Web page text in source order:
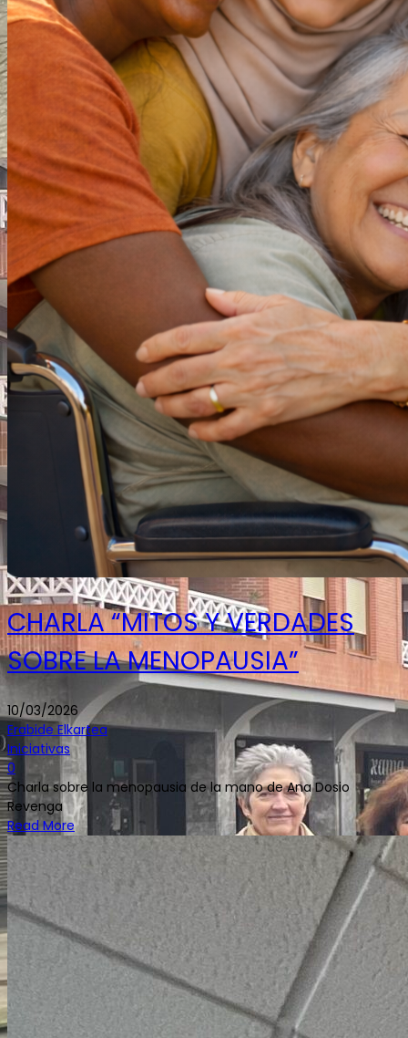
CHARLA “MITOS Y VERDADES
SOBRE LA MENOPAUSIA”
10/03/2026
Erabide Elkartea
Iniciativas
0
Charla sobre la menopausia de la mano de Ana Dosio
Revenga
Read More